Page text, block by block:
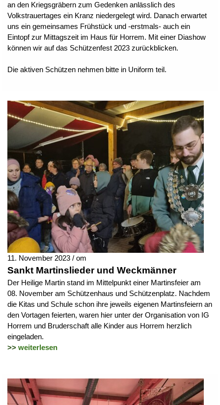
an den Kriegsgräbern zum Gedenken anlässlich des
Volkstrauertages ein Kranz niedergelegt wird. Danach erwartet
uns ein gemeinsames Frühstück und -erstmals- auch ein
Eintopf zur Mittagszeit im Haus für Horrem. Mit einer Diashow
können wir auf das Schützenfest 2023 zurückblicken.
Die aktiven Schützen nehmen bitte in Uniform teil.
11. November 2023 / om
Sankt Martinslieder und Weckmänner
Der Heilige Martin stand im Mittelpunkt einer Martinsfeier am
08. November am Schützenhaus und Schützenplatz. Nachdem
die Kitas und Schule schon ihre jeweils eigenen Martinsfeiern an
den Vortagen feierten, waren hier unter der Organisation von IG
Horrem und Bruderschaft alle Kinder aus Horrem herzlich
eingeladen.
>> weiterlesen